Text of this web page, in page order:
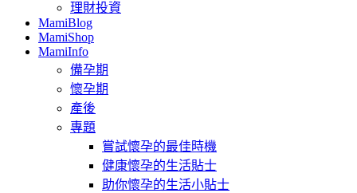
理財投資
MamiBlog
MamiShop
MamiInfo
備孕期
懷孕期
產後
專題
嘗試懷孕的最佳時機
健康懷孕的生活貼士
助你懷孕的生活小貼士